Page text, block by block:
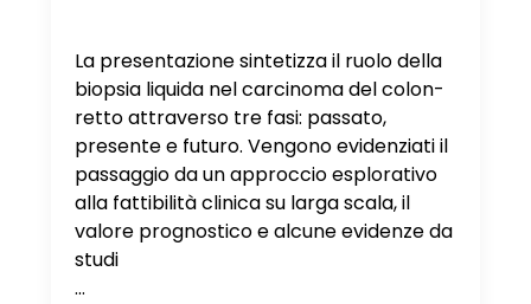
La presentazione sintetizza il ruolo della
biopsia liquida nel carcinoma del colon-
retto attraverso tre fasi: passato,
presente e futuro. Vengono evidenziati il
passaggio da un approccio esplorativo
alla fattibilità clinica su larga scala, il
valore prognostico e alcune evidenze da
studi
...